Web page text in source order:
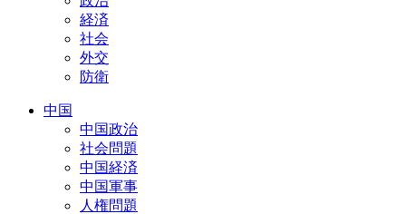
経済
社会
外交
防衛
中国
中国政治
社会問題
中国経済
中国軍事
人権問題